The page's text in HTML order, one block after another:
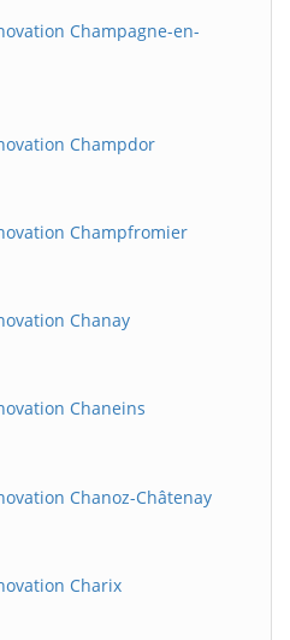
Champagne-en-
Champdor
Champfromier
Chanay
Chaneins
Chanoz-Châtenay
Charix